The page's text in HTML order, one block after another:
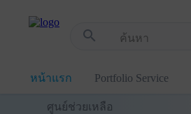
search
หน้าแรก Portfolio Service
ศูนย์ช่วยเหลือ